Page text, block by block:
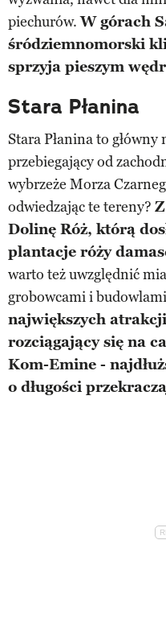
piechurów.W górach
śródziemnomorski
sprzyja pieszym
Stara Płanina
Stara Płanina to
przebiegający od
wybrzeże Morza
odwiedzając te tereny?
Dolinę Róż, którą
plantacje róży
warto też uwzględnić
grobowcami i
największych
rozciągający się na
Kom-Emine -
o długości